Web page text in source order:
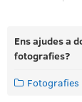
Ens ajudes a
fotografies?